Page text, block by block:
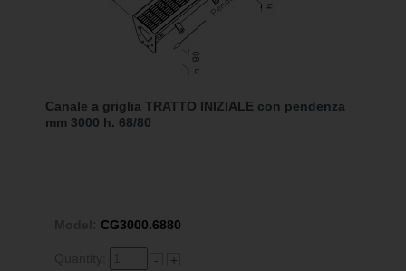
Canale a griglia TRATTO INIZIALE con pendenza
mm 3000 h. 68/80
CG3000.6880
- +